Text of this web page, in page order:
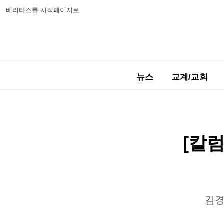
베리타스를 시작페이지로
뉴스 교계/교회
[칼
김